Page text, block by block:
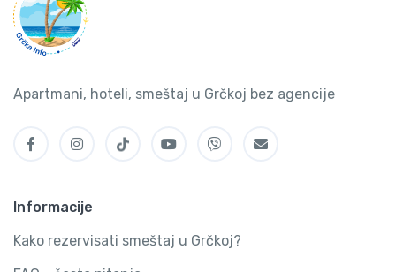
Apartmani, hoteli, smeštaj u Grčkoj bez agencije
Informacije
Kako rezervisati smeštaj u Grčkoj?